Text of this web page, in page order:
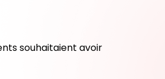
souhaitaient avoir